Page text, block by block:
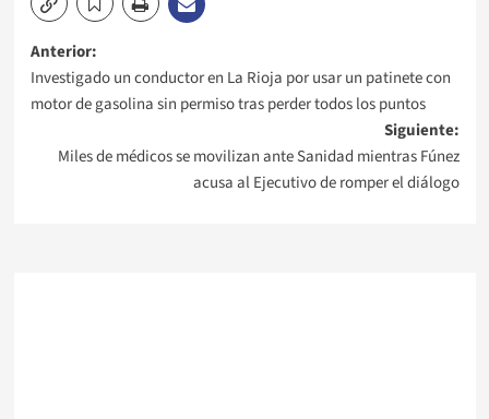
Navegación
de
entradas
Anterior:
Investigado un conductor en La Rioja por usar un patinete con
motor de gasolina sin permiso tras perder todos los puntos
Siguiente:
Miles de médicos se movilizan ante Sanidad mientras Fúnez
acusa al Ejecutivo de romper el diálogo